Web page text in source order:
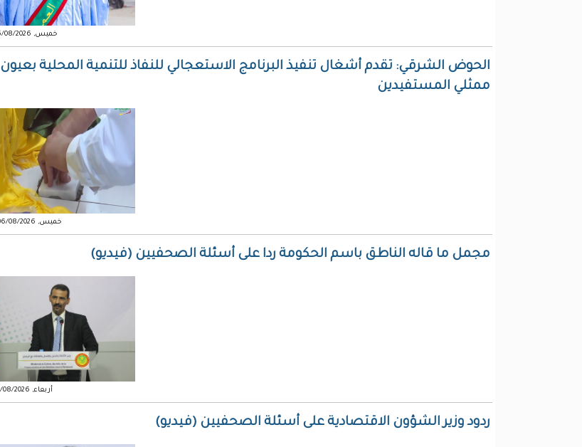
خميس, 06/08/2026 - 10:07
الحوض الشرقي: تقدم أشغال تنفيذ البرنامج الاستعجالي للنفاذ للتنمية المحلية بعيون
ممثلي المستفيدين
خميس, 06/08/2026 - 09:58
مجمل ما قاله الناطق باسم الحكومة ردا على أسئلة الصحفيين (فيديو)
أربعاء, 05/08/2026 - 22:11
ردود وزير الشؤون الاقتصادية على أسئلة الصحفيين (فيديو)